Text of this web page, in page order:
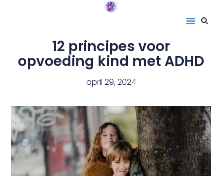
12 principes voor
opvoeding kind met ADHD
april 29, 2024